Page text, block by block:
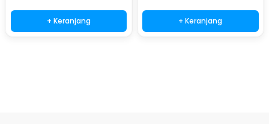
+ Keranjang + Keranjang